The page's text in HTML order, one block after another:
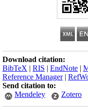
Download citation:
BibTeX | RIS | EndNote |
Reference Manager|
Send citation to:
Mendeley
Zotero